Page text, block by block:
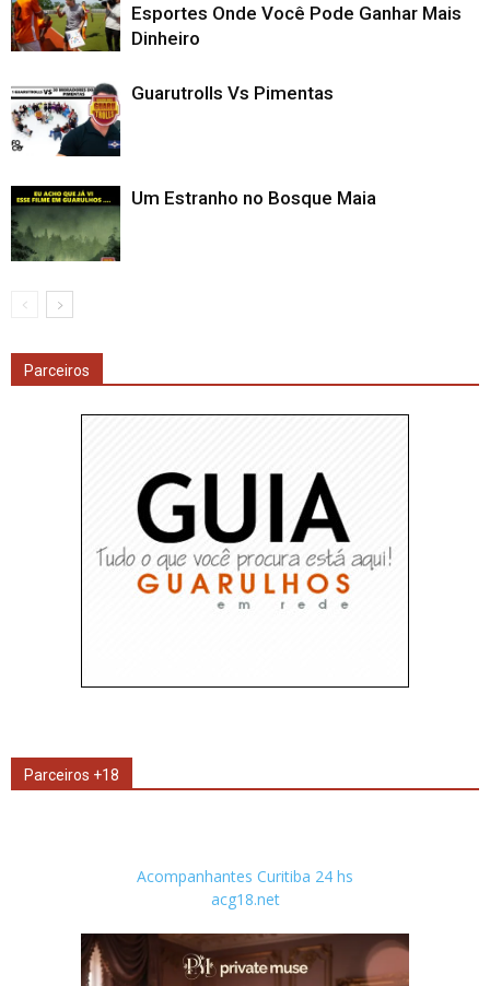
Esportes Onde Você Pode Ganhar Mais
Dinheiro
Guarutrolls Vs Pimentas
Um Estranho no Bosque Maia
Parceiros
Parceiros +18
Acompanhantes Curitiba 24 hs
acg18.net